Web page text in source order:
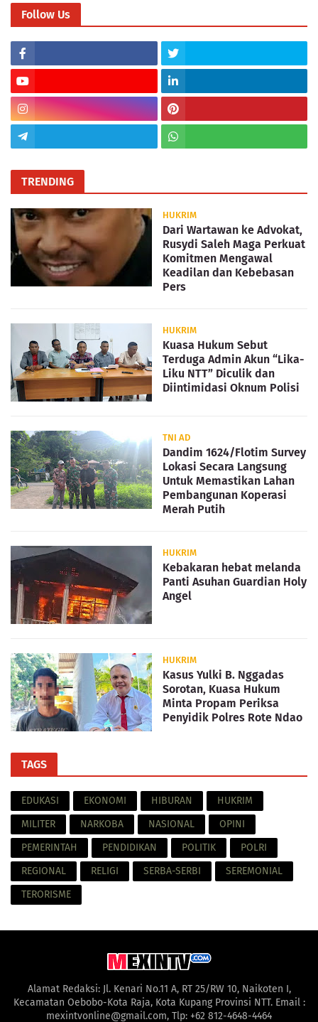
Follow Us
TRENDING
HUKRIM
Dari Wartawan ke Advokat,
Rusydi Saleh Maga Perkuat
Komitmen Mengawal
Keadilan dan Kebebasan
Pers
HUKRIM
Kuasa Hukum Sebut
Terduga Admin Akun “Lika-
Liku NTT” Diculik dan
Diintimidasi Oknum Polisi
TNI AD
Dandim 1624/Flotim Survey
Lokasi Secara Langsung
Untuk Memastikan Lahan
Pembangunan Koperasi
Merah Putih
HUKRIM
Kebakaran hebat melanda
Panti Asuhan Guardian Holy
Angel
HUKRIM
Kasus Yulki B. Nggadas
Sorotan, Kuasa Hukum
Minta Propam Periksa
Penyidik Polres Rote Ndao
TAGS
EDUKASI EKONOMI HIBURAN
HUKRIM
MILITER
NARKOBA NASIONAL
OPINI
PEMERINTAH
PENDIDIKAN POLITIK
POLRI
REGIONAL
RELIGI SERBA-SERBI
SEREMONIAL
TERORISME
Alamat Redaksi: Jl. Kenari No.11 A, RT 25/RW 10, Naikoten I,
Kecamatan Oebobo-Kota Raja, Kota Kupang Provinsi NTT. Email :
mexintvonline@gmail.com, Tlp: +62 812-4648-4464